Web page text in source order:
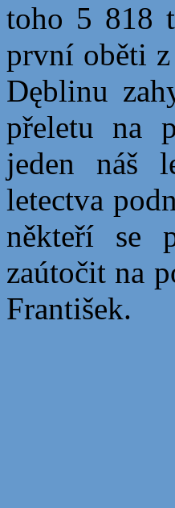
toho 5 818
první oběti z
Dęblinu
přeletu na
jeden náš
letectva
někteří se
zaútočit na
František.